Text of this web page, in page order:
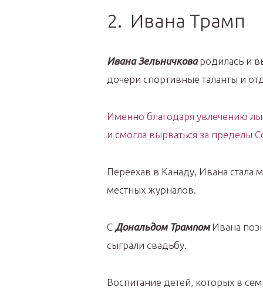
2. Ивана Трамп
Ивана Зельничковародилась и
дочери спортивные таланты и
Именно благодаря увлечению
и смогла вырваться за пределы
Переехав в Канаду, Ивана стала
местных журналов.
С Дональдом ТрампомИвана
сыграли свадьбу.
Воспитание детей, которых в